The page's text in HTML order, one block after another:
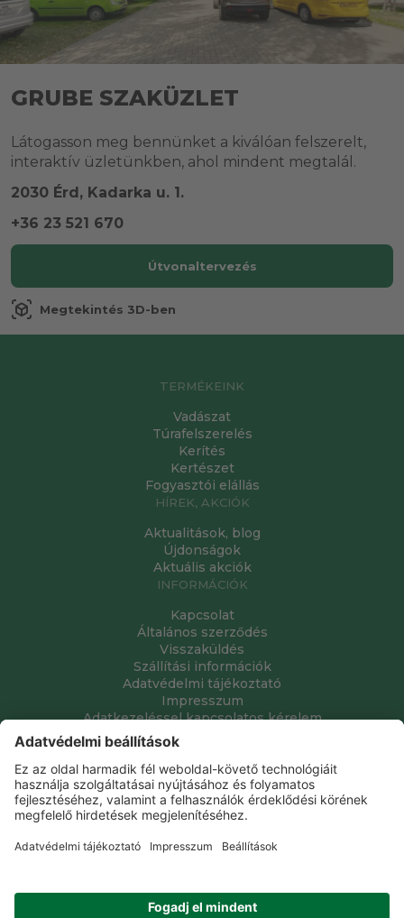
GRUBE SZAKÜZLET
Látogasson meg bennünket a kiválóan felszerelt,
interaktív üzletünkben, ahol mindent megtalál.
2030 Érd, Kadarka u. 1.
+36 23 521 670
Útvonaltervezés
view_in_ar Megtekintés 3D-ben
TERMÉKEINK
Vadászat
Túrafelszerelés
Kerítés
Kertészet
Fogyasztói elállás
HÍREK, AKCIÓK
Aktualitások, blog
Újdonságok
Aktuális akciók
INFORMÁCIÓK
Kapcsolat
Általános szerződés
Visszaküldés
Szállítási információk
Adatvédelmi tájékoztató
Impresszum
Adatkezeléssel kapcsolatos kérelem